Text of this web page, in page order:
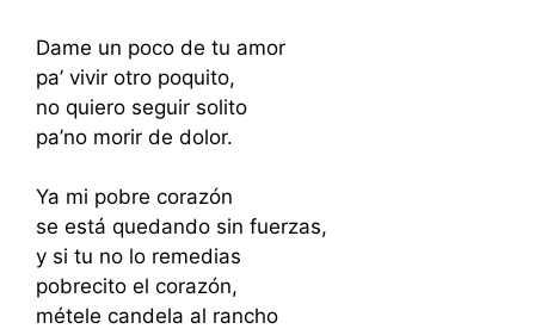
Dame un poco de tu amor
pa’ vivir otro poquito,
no quiero seguir solito
pa’no morir de dolor.
Ya mi pobre corazón
se está quedando sin fuerzas,
y si tu no lo remedias
pobrecito el corazón,
métele candela al rancho